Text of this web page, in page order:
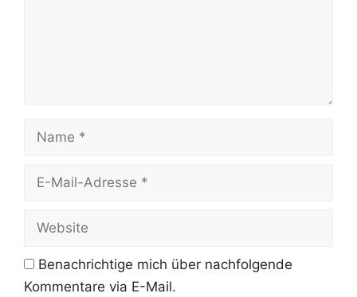
Mail-
Benachrichtige mich über nachfolgende
Kommentare via E-Mail.